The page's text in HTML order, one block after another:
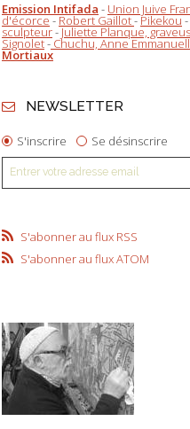
Emission Intifada - Union Juive
d'écorce-Robert Gaillot-Pikekou-
sculpteur-Juliette Planque,
Signolet-Chuchu, Anne
Mortiaux
NEWSLETTER
S'inscrire Se désinscrire
S'abonner au flux RSS
S'abonner au flux ATOM